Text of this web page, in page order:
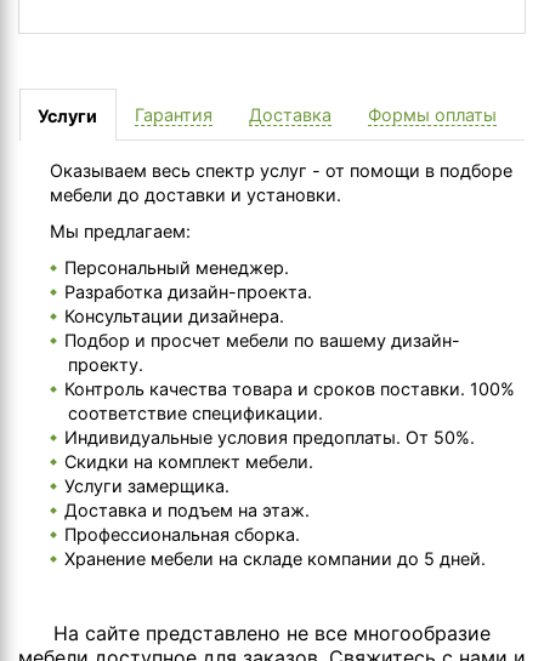
Услуги
Оказываем весь спектр услуг - от помощи в подборе
мебели до доставки и установки.
Мы предлагаем:
Персональный менеджер.
Разработка дизайн-проекта.
Консультации дизайнера.
Подбор и просчет мебели по вашему дизайн-
проекту.
Контроль качества товара и сроков поставки. 100%
соответствие спецификации.
Индивидуальные условия предоплаты. От 50%.
Скидки на комплект мебели.
Услуги замерщика.
Доставка и подъем на этаж.
Профессиональная сборка.
Хранение мебели на складе компании до 5 дней.
Гарантия Доставка Формы оплаты
На сайте представлено не все многообразие